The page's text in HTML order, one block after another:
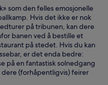
som den felles emosjonelle
Hvis det ikke er nok
på tribunen, kan dere
banen ved å bestille et
på stedet. Hvis du kan
er det enda bedre:
på en fantastisk solnedgang
(forhåpentligvis) feirer